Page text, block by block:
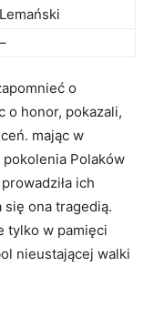
Lemański
–
o‍
o honor, pokazali,
mając w
Polaków⁣
ich
‍się ona tragedią.
tylko w⁤ pamięci
nieustającej walki